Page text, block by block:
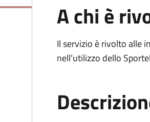
A chi è
Il servizio è rivolto alle
nell’utilizzo dello